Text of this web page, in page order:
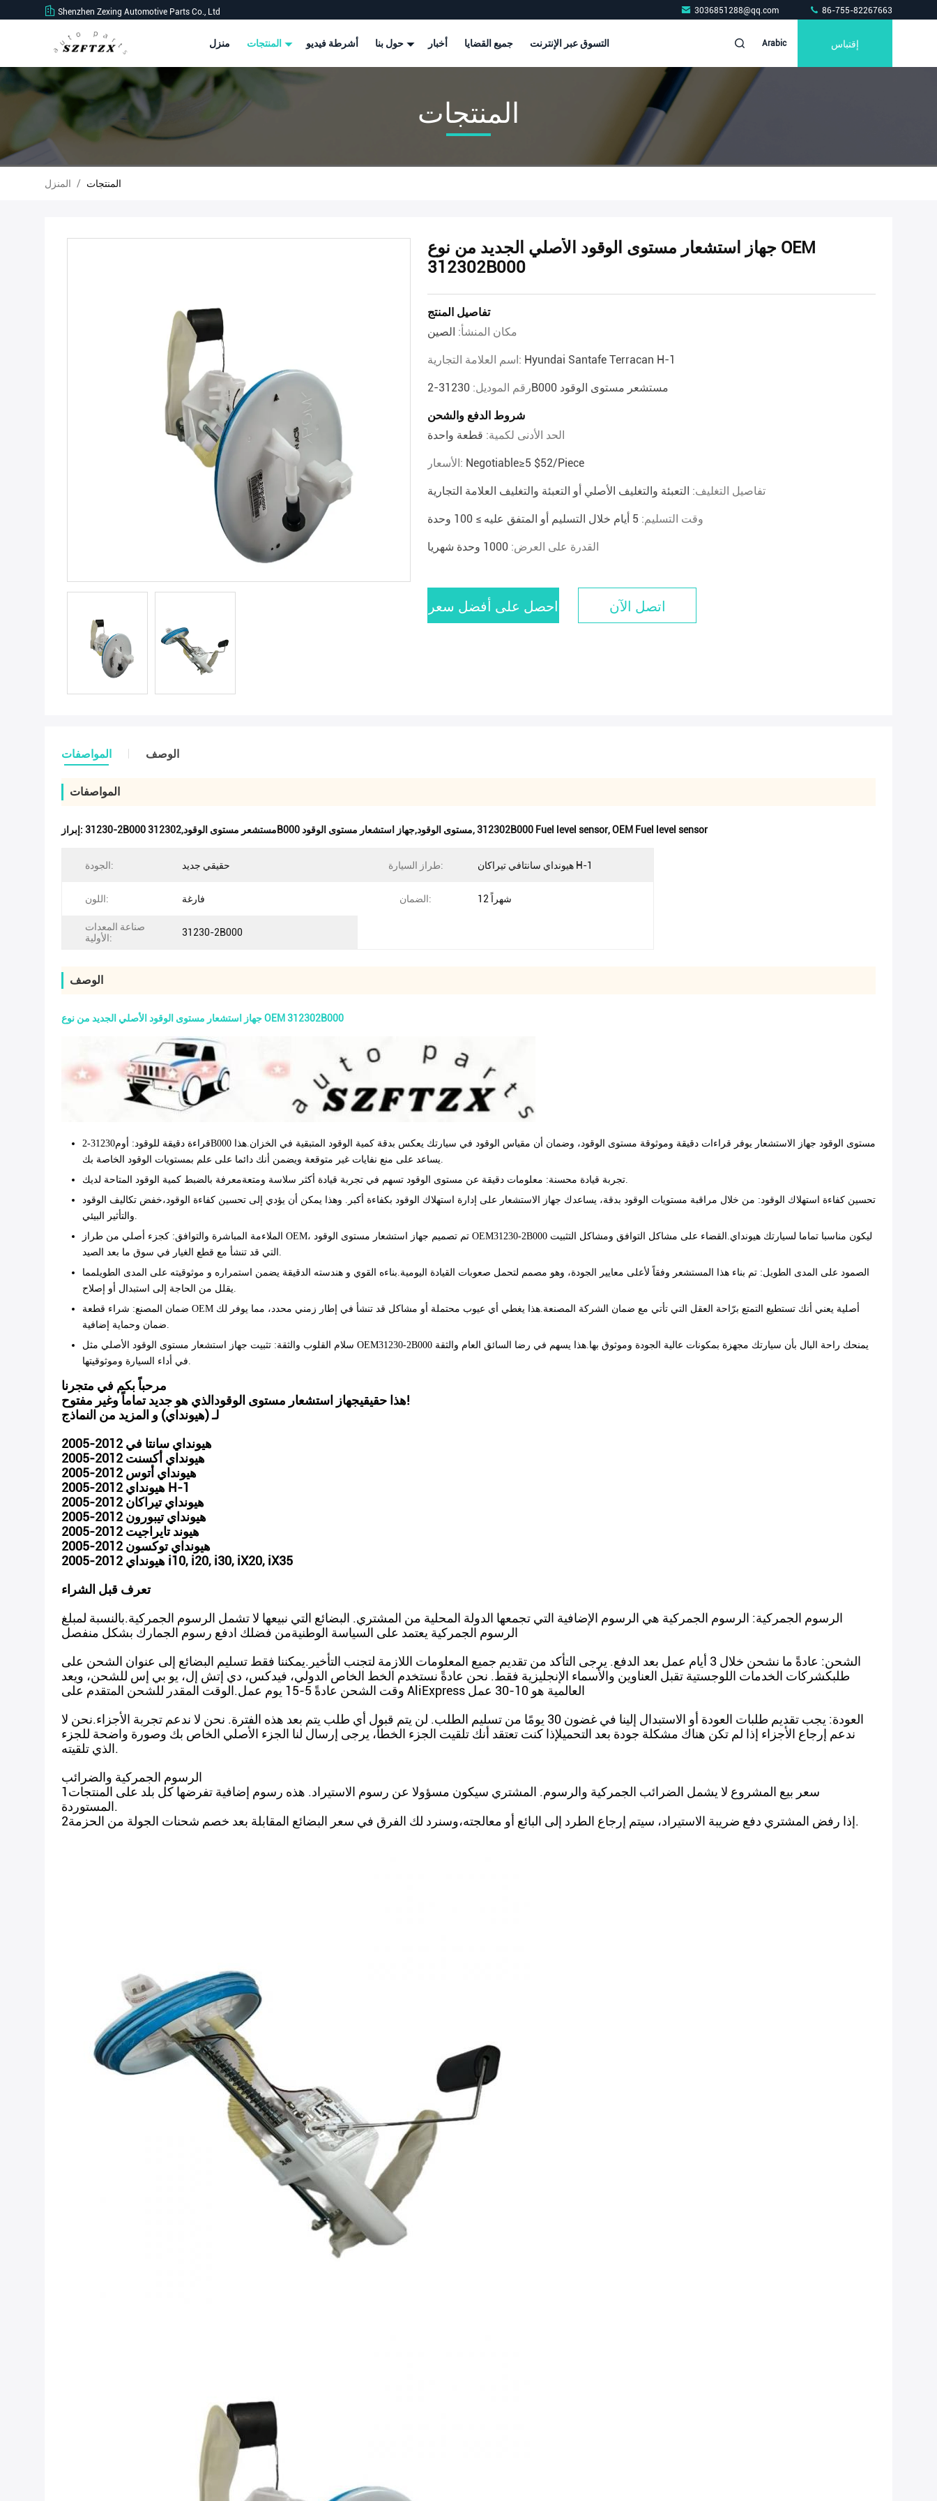
Shenzhen Zexing Automotive Parts Co., Ltd 3036851288@qq.com 86-755-82267663
منزل أشرطة فيديو أخبار جميع القضايا التسوق عبر الإنترنت Arabic إقتباس
المنتجات
المنزل / المنتجات
جهاز استشعار مستوى الوقود الأصلي الجديد من نوع OEM
312302B000
تفاصيل المنتج
مكان المنشأ: الصين
اسم العلامة التجارية: Hyundai Santafe Terracan H-1
رقم الموديل: 31230-2B000 مستشعر مستوى الوقود
شروط الدفع والشحن
الحد الأدنى لكمية: قطعة واحدة
الأسعار: Negotiable≥5 $52/piece
تفاصيل التغليف: التعبئة والتغليف الأصلي أو التعبئة والتغليف العلامة التجارية
وقت التسليم: 5 أيام خلال التسليم أو المتفق عليه ≥ 100 وحدة
القدرة على العرض: 1000 وحدة شهريا
احصل على أفضل سعر اتصل الآن
المواصفات الوصف
المواصفات
إبراز: 31230-2B000 مستشعر مستوى الوقود,312302B000 مستوى الوقود,جهاز استشعار مستوى الوقود,312302B000 Fuel level sensor,OEM Fuel level sensor
الجودة: حقيقي جديد طراز السيارة: هيونداي سانتافي تيراكان H-1
اللون: فارغة الضمان: 12 شهراً
صناعة المعدات
الأولية:
31230-2B000
الوصف
جهاز استشعار مستوى الوقود الأصلي الجديد من نوع OEM 312302B000
قراءة دقيقة للوقود
: أوم31230-2B000 مستوى الوقود جهاز الاستشعار يوفر قراءات دقيقة وموثوقة مستوى الوقود، وضمان أن مقياس الوقود في سيارتك يعكس بدقة كمية الوقود المتبقية في الخزان.هذا
يساعد على منع نفايات غير متوقعة ويضمن أنك دائما على علم بمستويات الوقود الخاصة بك.
تجربة قيادة محسنة: معلومات دقيقة عن مستوى الوقود تسهم في تجربة قيادة أكثر سلاسة ومتعةمعرفة بالضبط كمية الوقود المتاحة لديك.
تحسين كفاءة استهلاك الوقود: من خلال مراقبة مستويات الوقود بدقة، يساعدك جهاز الاستشعار على إدارة استهلاك الوقود بكفاءة أكبر. وهذا يمكن أن يؤدي إلى تحسين كفاءة الوقود،خفض تكاليف الوقود
والتأثير البيئي.
الملاءمة المباشرة والتوافق: كجزء أصلي من طراز OEM، تم تصميم جهاز استشعار مستوى الوقود OEM31230-2B000 ليكون مناسبا تماما لسيارتك هيونداي.القضاء على مشاكل التوافق ومشاكل التثبيت
التي قد تنشأ مع قطع الغيار في سوق ما بعد الصيد.
الصمود على المدى الطويل: تم بناء هذا المستشعر وفقاً لأعلى معايير الجودة، وهو مصمم لتحمل صعوبات القيادة اليومية.بناءه القوي و هندسته الدقيقة يضمن استمراره و موثوقيته على المدى الطويلمما
يقلل من الحاجة إلى استبدال أو إصلاح.
ضمان المصنع: شراء قطعة OEM أصلية يعني أنك تستطيع التمتع برّاحة العقل التي تأتي مع ضمان الشركة المصنعة.هذا يغطي أي عيوب محتملة أو مشاكل قد تنشأ في إطار زمني محدد، مما يوفر لك
ضمان وحماية إضافية.
سلام القلوب والثقة: تثبيت جهاز استشعار مستوى الوقود الأصلي مثل OEM31230-2B000 يمنحك راحة البال بأن سيارتك مجهزة بمكونات عالية الجودة وموثوق بها.هذا يسهم في رضا السائق العام والثقة
في أداء السيارة وموثوقيتها.
مرحباً بكم في متجرنا
هذا حقيقيجهاز استشعار مستوى الوقود
الذي هو جديد تماماً وغير مفتوح!
لـ (هيونداي) و المزيد من النماذج
2005-2012 هيونداي سانتا في
2005-2012 هيونداي أكسنت
2005-2012 هيونداي أتوس
2005-2012 هيونداي H-1
2005-2012 هيونداي تيراكان
2005-2012 هيونداي تيبورون
2005-2012 هيوند تايراجيت
2005-2012 هيونداي توكسون
2005-2012 هيونداي i10, i20, i30, iX20, iX35
تعرف قبل الشراء
الرسوم الجمركية: الرسوم الجمركية هي الرسوم الإضافية التي تجمعها الدولة المحلية من المشتري. البضائع التي نبيعها لا تشمل الرسوم الجمركية.بالنسبة لمبلغ
الرسوم الجمركية يعتمد على السياسة الوطنيةمن فضلك ادفع رسوم الجمارك بشكل منفصل
الشحن: عادةً ما نشحن خلال 3 أيام عمل بعد الدفع. يرجى التأكد من تقديم جميع المعلومات اللازمة لتجنب التأخير.يمكننا فقط تسليم البضائع إلى عنوان الشحن على
طلبكشركات الخدمات اللوجستية تقبل العناوين والأسماء الإنجليزية فقط. نحن عادةً نستخدم الخط الخاص الدولي، فيدكس، دي إتش إل، يو بي إس للشحن، ويعد
وقت الشحن عادةً 5-15 يوم عمل.الوقت المقدر للشحن المتقدم على AliExpress العالمية هو 10-30 عمل
العودة: يجب تقديم طلبات العودة أو الاستبدال إلينا في غضون 30 يومًا من تسليم الطلب. لن يتم قبول أي طلب يتم بعد هذه الفترة. نحن لا ندعم تجربة الأجزاء.نحن لا
ندعم إرجاع الأجزاء إذا لم تكن هناك مشكلة جودة بعد التحميلإذا كنت تعتقد أنك تلقيت الجزء الخطأ، يرجى إرسال لنا الجزء الأصلي الخاص بك وصورة واضحة للجزء
الذي تلقيته.
الرسوم الجمركية والضرائب
1سعر بيع المشروع لا يشمل الضرائب الجمركية والرسوم. المشتري سيكون مسؤولا عن رسوم الاستيراد. هذه رسوم إضافية تفرضها كل بلد على المنتجات
المستوردة.
2إذا رفض المشتري دفع ضريبة الاستيراد، سيتم إرجاع الطرد إلى البائع أو معالجته،وسنرد لك الفرق في سعر البضائع المقابلة بعد خصم شحنات الجولة من الحزمة.